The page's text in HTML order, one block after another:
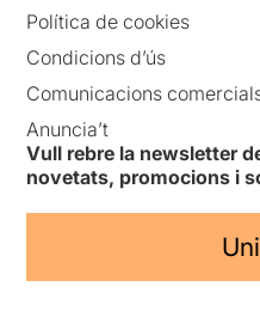
Política de cookies
Condicions d’ús
Comunicacions
Anuncia’t
Vull rebre la newsletter
novetats, promocions i